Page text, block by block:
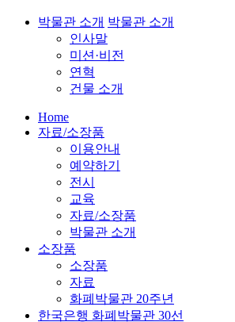
박물관 소개 박물관 소개
인사말
미션·비전
연혁
건물 소개
Home
자료/소장품
이용안내
예약하기
전시
교육
자료/소장품
박물관 소개
소장품
소장품
자료
화폐박물관 20주년
한국은행 화폐박물관 30선